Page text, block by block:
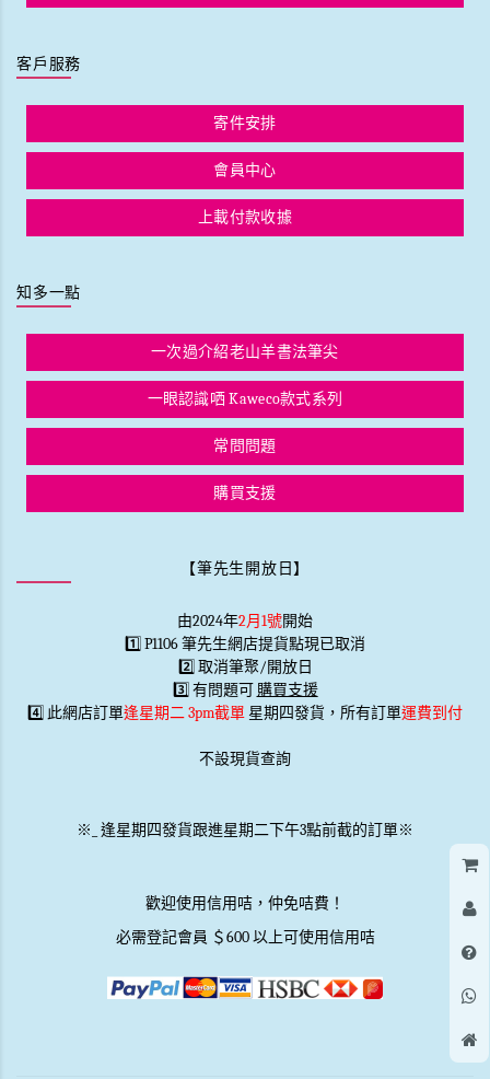
客戶服務
寄件安排
會員中心
上載付款收據
知多一點
一次過介紹老山羊書法筆尖
一眼認識哂 Kaweco款式系列
常問問題
購買支援
【筆先生開放日】
由2024年2月1號開始
1️⃣ P1106 筆先生網店提貨點現已取消
2️⃣ 取消筆聚/開放日
3️⃣ 有問題可 購買支援
4️⃣ 此網店訂單逢星期二 3pm截單 星期四發貨，所有訂單運費到付
不設現貨查詢
※ 逢星期四發貨跟進星期二下午3點前截的訂單※
歡迎使用信用咭，仲免咭費！
必需登記會員 ＄600 以上可使用信用咭